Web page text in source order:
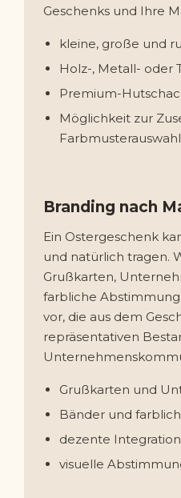
Geschenks und Ihre
kleine, große und
Holz-, Metall- oder
Premium-
Möglichkeit zur
Farbmusterauswahl
Branding nach
Ein Ostergeschenk
und natürlich tragen.
Grußkarten,
farbliche
vor, die aus dem
repräsentativen
Grußkarten und
Bänder und
dezente
visuelle